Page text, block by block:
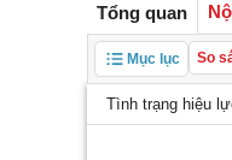
Tổng quan
Mục lục So
Tình trạng hiệu